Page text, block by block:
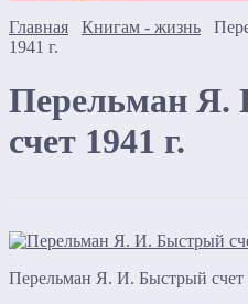
Главная
Книгам - жизнь
1941 г.
Перельман
счет 1941 г.
Перельман Я. И. Быстрый счет